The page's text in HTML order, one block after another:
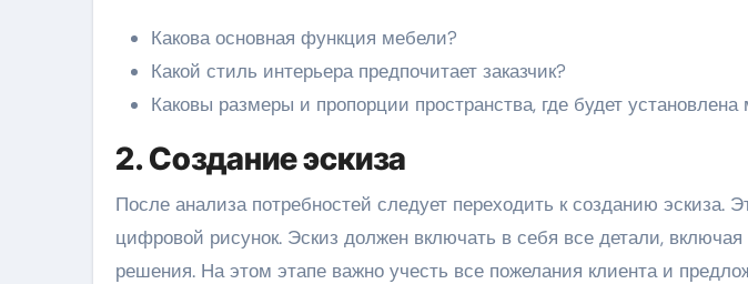
Какова основная функция мебели?
Какой стиль интерьера предпочитает заказчик?
Каковы размеры и пропорции пространства, где будет установлена
2. Создание эскиза
После анализа потребностей следует переходить к созданию эскиза.
цифровой рисунок. Эскиз должен включать в себя все детали,
решения. На этом этапе важно учесть все пожелания клиента и